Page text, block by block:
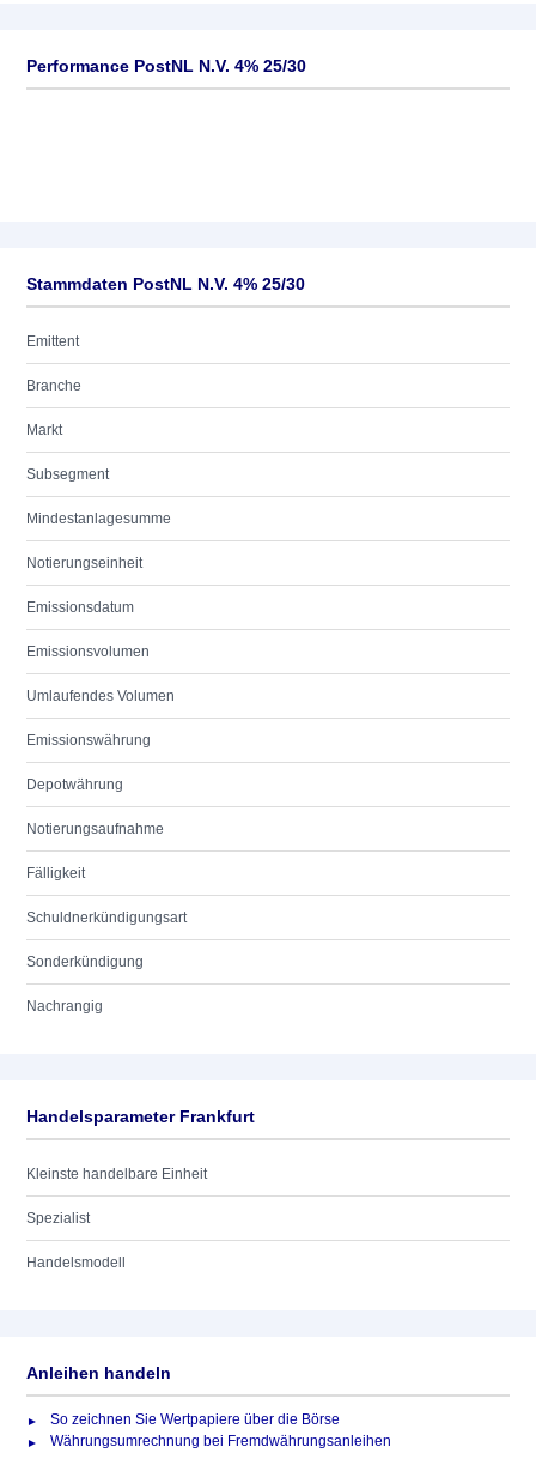
Performance PostNL N.V. 4% 25/30
Stammdaten PostNL N.V. 4% 25/30
Emittent
Branche
Markt
Subsegment
Mindestanlagesumme
Notierungseinheit
Emissionsdatum
Emissionsvolumen
Umlaufendes Volumen
Emissionswährung
Depotwährung
Notierungsaufnahme
Fälligkeit
Schuldnerkündigungsart
Sonderkündigung
Nachrangig
Handelsparameter Frankfurt
Kleinste handelbare Einheit
Spezialist
Handelsmodell
Anleihen handeln
So zeichnen Sie Wertpapiere über die Börse
Währungsumrechnung bei Fremdwährungsanleihen